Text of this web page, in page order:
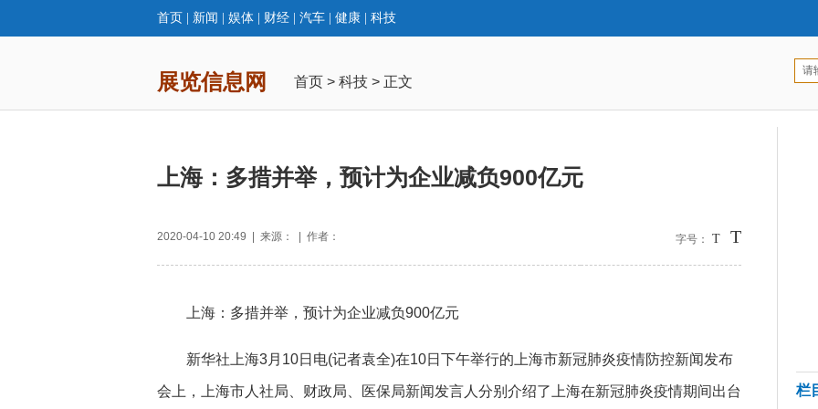
首页 新闻 娱体 财经 汽车 健康 科技
展览信息网 首页 > 科技 > 正文
上海：多措并举，预计为企业减负900亿元
2020-04-10 20:49 | 来源： | 作者： 字号： T T
上海：多措并举，预计为企业减负900亿元
新华社上海3月10日电(记者袁全)在10日下午举行的上海市新冠肺炎疫情防控新闻发布
会上，上海市人社局、财政局、医保局新闻发言人分别介绍了上海在新冠肺炎疫情期间出台 栏